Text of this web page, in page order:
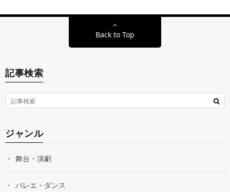
Back to Top
記事検索
ジャンル
舞台・演劇
バレエ・ダンス